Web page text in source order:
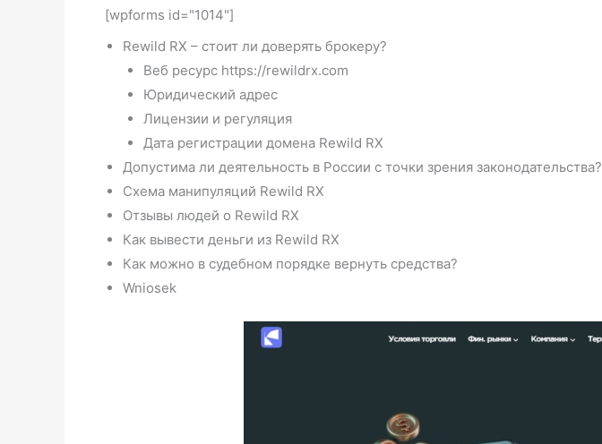
[wpforms id="1014"]
Rewild RX – стоит ли доверять брокеру?
Веб ресурс https://rewildrx.com
Юридический адрес
Лицензии и регуляция
Дата регистрации домена Rewild RX
Допустима ли деятельность в России с точки зрения законодательства?
Схема манипуляций Rewild RX
Отзывы людей о Rewild RX
Как вывести деньги из Rewild RX
Как можно в судебном порядке вернуть средства?
Wniosek